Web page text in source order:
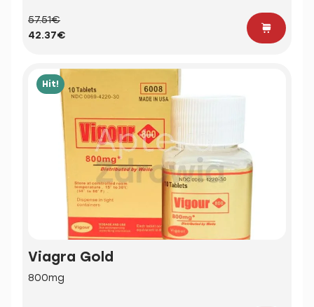
57.51€
42.37€
Hit!
Viagra Gold
800mg